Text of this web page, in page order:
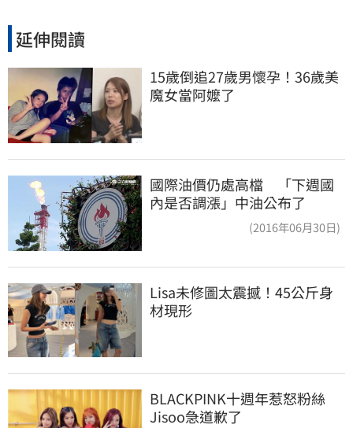
延伸閱讀
15歲倒追27歲男懷孕！36歲美
魔女當阿嬤了
國際油價仍處高檔 「下週國
內是否調漲」中油公布了
(2016年06月30日)
Lisa未修圖太震撼！45公斤身
材現形
BLACKPINK十週年惹怒粉絲
Jisoo急道歉了